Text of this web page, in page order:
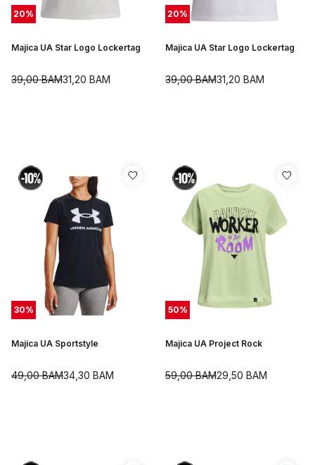
20%
Majica UA Star Logo Lockertag
31,20 BAM
39,00BAM
20%
Majica UA Star Logo Lockertag
31,20 BAM
39,00BAM
30%
Majica UA Sportstyle
34,30 BAM
49,00BAM
50%
Majica UA Project Rock
29,50 BAM
59,00BAM